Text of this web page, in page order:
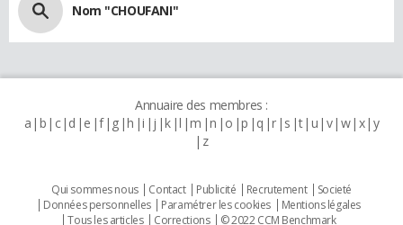
Nom "CHOUFANI"
Annuaire des membres :
a b c d e f g h i j k l m n o p q r s t u v w x y
z
Qui sommes nous Contact Publicité Recrutement
Societé
Données personnelles
Paramétrer les cookies
Mentions légales
Tous les articles
Corrections © 2022 CCM Benchmark